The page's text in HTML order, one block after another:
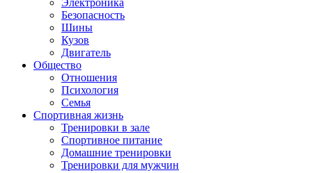
Электроника
Безопасность
Шины
Кузов
Двигатель
Общество
Отношения
Психология
Семья
Спортивная жизнь
Тренировки в зале
Спортивное питание
Домашние тренировки
Тренировки для мужчин